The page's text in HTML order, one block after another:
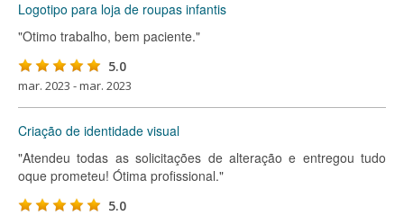
Logotipo para loja de roupas infantis
"Otimo trabalho, bem paciente."
5.0
mar. 2023 - mar. 2023
Criação de identidade visual
"Atendeu todas as solicitações de alteração e entregou tudo
oque prometeu! Ótima profissional."
5.0